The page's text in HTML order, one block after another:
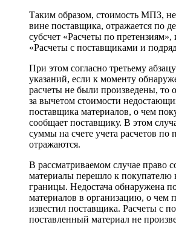
Таким образом, стоимость МПЗ,
вине поставщика, отражается по
субсчет «Расчеты по претензиям»,
«Расчеты с поставщиками и
При этом согласно третьему
указаний, если к моменту
расчеты не были произведены, то
за вычетом стоимости
поставщика материалов, о чем
сообщает поставщику. В этом
суммы на счете учета расчетов по
отражаются.
В рассматриваемом случае право
материалы перешло к покупателю
границы. Недостача обнаружена
материалов в организацию, о чем
известил поставщика. Расчеты с
поставленный материал не